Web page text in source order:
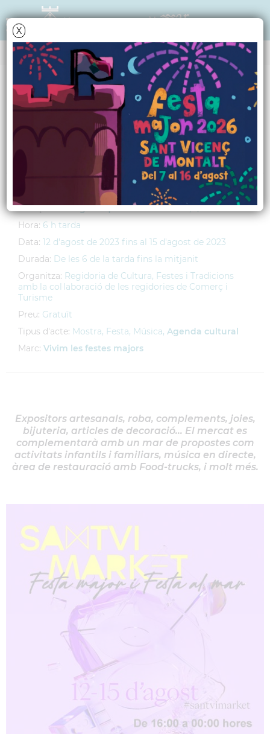
X
AGENDA
Dissabte12 agost 2023
*fins al 15-8-2023 )
Festa al Mar
Platja de Sant Vicenç (zona de la Caleta)
Adreça: Passeig Marquès de Casa Riera, s/n
Hora: 6 h tarda
Data: 12 d'agost de 2023 fins al 15 d'agost de 2023
Durada: De les 6 de la tarda fins la mitjanit
Organitza: Regidoria de Cultura, Festes i Tradicions
amb la col·laboració de les regidories de Comerç i
Turisme
Preu: Gratuït
Tipus d'acte: Mostra, Festa, Música, Agenda cultural
Marc: Vivim les festes majors
Expositors artesanals, roba, complements, joies,
bijuteria, articles de decoració... El mercat es
complementarà amb un mar de propostes com
activitats infantils i familiars, música en directe,
àrea de restauració amb Food-trucks, i molt més.